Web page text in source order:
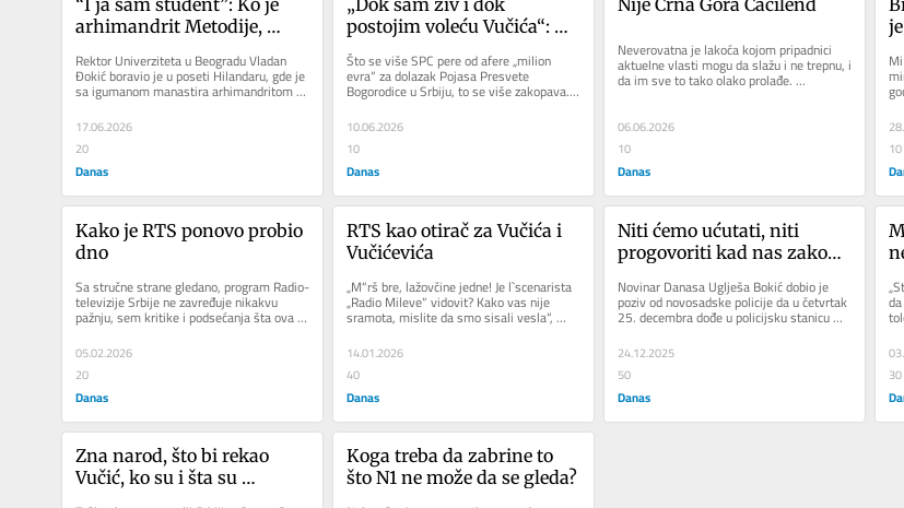
arhimandrit Metodije,
Hilandar, koji priča o veri i
ne deli ljude?
Rektor Univerziteta u Beogradu Vladan
Đokić boravio je u poseti Hilandaru, gde je
sa igumanom manastira arhimandritom
Metodijem, razgovarao o...
17.06.2026
20
Danas
postojim voleću Vučića“: Ko
koga svi „peru ruke“?
Što se više SPC pere od afere „milion
evra“ za dolazak Pojasa Presvete
Bogorodice u Srbiju, to se više zakopava.
Najbolje bi bilo da se...
10.06.2026
10
Danas
Neverovatna je lakoća kojom pripadnici
aktuelne vlasti mogu da slažu i ne trepnu, i
da im sve to tako olako prolađe.
Najbanalniji primer je kada...
06.06.2026
10
Danas
10
Kako je RTS ponovo probio
dno
Sa stručne strane gledano, program Radio-
televizije Srbije ne zavređuje nikakvu
pažnju, sem kritike i podsećanja šta ova
kuća zapravo jeste, ali...
05.02.2026
20
Danas
RTS kao otirač za Vučića i
Vučićevića
„M“rš bre, lažovčine jedne! Je l`scenarista
„Radio Mileve“ vidovit? Kako vas nije
sramota, mislite da smo sisali vesla“,
samo je jedan u...
14.01.2026
40
Danas
Niti ćemo ućutati, niti
progovoriti kad nas zakon
Novinar Danasa Uglješa Bokić dobio je
poziv od novosadske policije da u četvrtak
25. decembra dođe u policijsku stanicu
kako bi bio saslušan po...
24.12.2025
50
Danas
30
Zna narod, što bi rekao
Vučić, ko su i šta su
Koga treba da zabrine to
što N1 ne može da se gleda?